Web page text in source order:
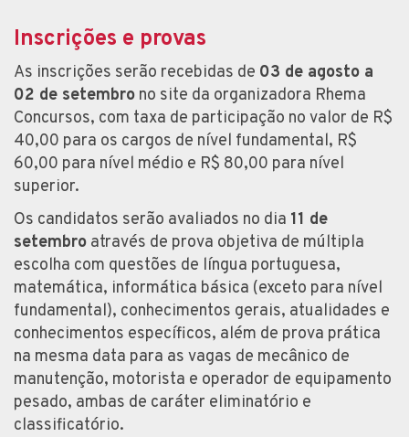
Inscrições e provas
As inscrições serão recebidas de 03 de agosto a
02 de setembro no site da organizadora Rhema
Concursos, com taxa de participação no valor de R$
40,00 para os cargos de nível fundamental, R$
60,00 para nível médio e R$ 80,00 para nível
superior.
Os candidatos serão avaliados no dia 11 de
setembro através de prova objetiva de múltipla
escolha com questões de língua portuguesa,
matemática, informática básica (exceto para nível
fundamental), conhecimentos gerais, atualidades e
conhecimentos específicos, além de prova prática
na mesma data para as vagas de mecânico de
manutenção, motorista e operador de equipamento
pesado, ambas de caráter eliminatório e
classificatório.